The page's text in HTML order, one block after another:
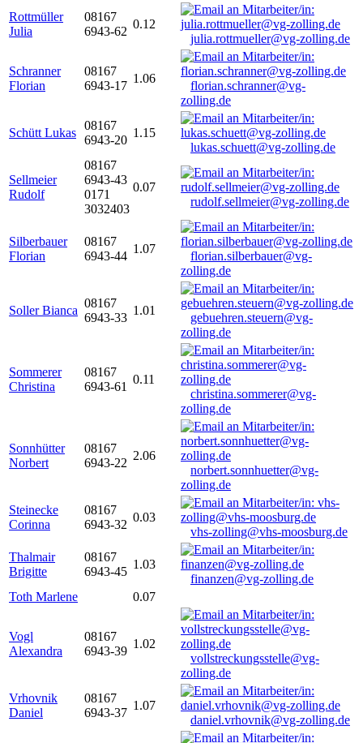
Rottmüller
Julia
08167
6943-62
0.12
julia.rottmueller@vg-zolling.de
Schranner
Florian
08167
6943-17
1.06
florian.schranner@vg-
zolling.de
Schütt Lukas
08167
6943-20
1.15
lukas.schuett@vg-zolling.de
Sellmeier
Rudolf
08167
6943-43
0171
3032403
0.07
rudolf.sellmeier@vg-zolling.de
Silberbauer
Florian
08167
6943-44
1.07
florian.silberbauer@vg-
zolling.de
Soller Bianca
08167
6943-33
1.01
gebuehren.steuern@vg-
zolling.de
Sommerer
Christina
08167
6943-61
0.11
christina.sommerer@vg-
zolling.de
Sonnhütter
Norbert
08167
6943-22
2.06
norbert.sonnhuetter@vg-
zolling.de
Steinecke
Corinna
08167
6943-32
0.03
vhs-zolling@vhs-moosburg.de
Thalmair
Brigitte
08167
6943-45
1.03
finanzen@vg-zolling.de
Toth Marlene
0.07
Vogl
Alexandra
08167
6943-39
1.02
vollstreckungsstelle@vg-
zolling.de
Vrhovnik
Daniel
08167
6943-37
1.07
daniel.vrhovnik@vg-zolling.de